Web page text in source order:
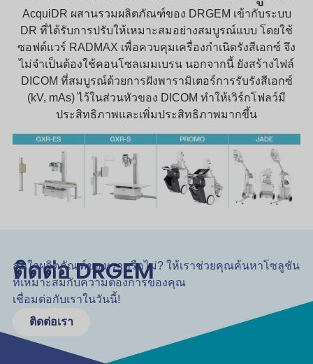
AcquiDR ผสานรวมผลิตภัณฑ์ของ DRGEM เข้ากับระบบ
DR ที่ได้รับการปรับให้เหมาะสมอย่างสมบูรณ์แบบ โดยใช้
ซอฟต์แวร์ RADMAX เพื่อควบคุมเครื่องกำเนิดรังสีเอกซ์ จึง
ไม่จำเป็นต้องใช้คอนโซลเมมเบรน นอกจากนี้ ยังสร้างไฟล์
DICOM ที่สมบูรณ์ด้วยการฝังพารามิเตอร์การรับรังสีเอกซ์
(kV, mAs) ไว้ในส่วนหัวของ DICOM ทำให้เวิร์กโฟลว์มี
ประสิทธิภาพและเพิ่มประสิทธิภาพมากขึ้น
ติดต่อ DRGEM
สนใจผลิตภัณฑ์ของเราหรือไม่? ให้เราช่วยคุณค้นหาโซลูชัน
ที่เหมาะสมกับความต้องการของคุณ
เชื่อมต่อกับเราในวันนี้!
ติดต่อเรา